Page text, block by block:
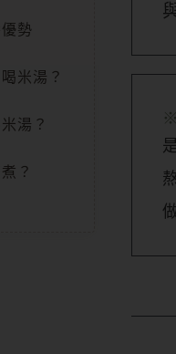
勢
米湯？
湯？
？
※